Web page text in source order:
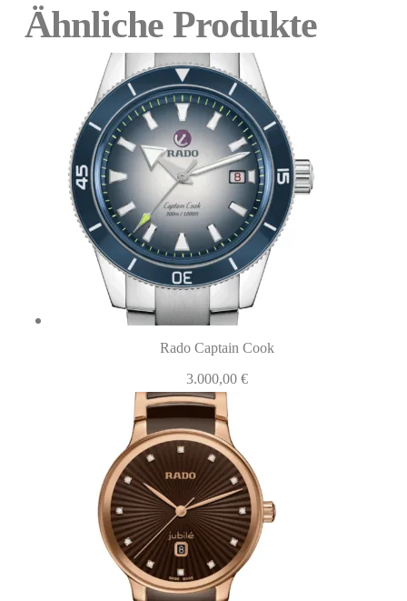
Ähnliche Produkte
Rado Captain Cook
3.000,00 €